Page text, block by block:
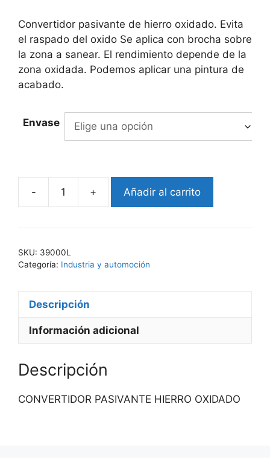
752,25€
through
39.580,00€
Convertidor pasivante de hierro oxidado. Evita
el raspado del oxido Se aplica con brocha sobre
la zona a sanear. El rendimiento depende de la
zona oxidada. Podemos aplicar una pintura de
acabado.
Envase
-
EKO-
390
+ Añadir al carrito
SKU: 39000L
Categoría: Industria y automoción
Descripción
Información adicional
Descripción
CONVERTIDOR PASIVANTE HIERRO OXIDADO